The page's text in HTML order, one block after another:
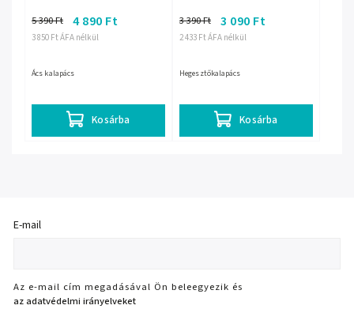
3 850 Ft ÁFA nélkül
5 390 Ft 4 890 Ft
Kosárba
Ács kalapács
2 433 Ft ÁFA nélkül
3 390 Ft 3 090 Ft
Kosárba
Hegesztőkalapács
E-mail
Az e-mail cím megadásával Ön beleegyezik és
az adatvédelmi irányelveket